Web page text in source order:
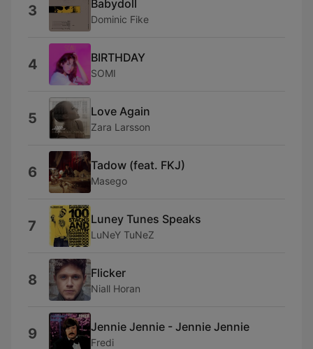
3 Babydoll
Dominic Fike
4 BIRTHDAY
SOMI
5 Love Again
Zara Larsson
6 Tadow (feat. FKJ)
Masego
7 Luney Tunes Speaks
LuNeY TuNeZ
8 Flicker
Niall Horan
9 Jennie Jennie - Jennie Jennie
Fredi